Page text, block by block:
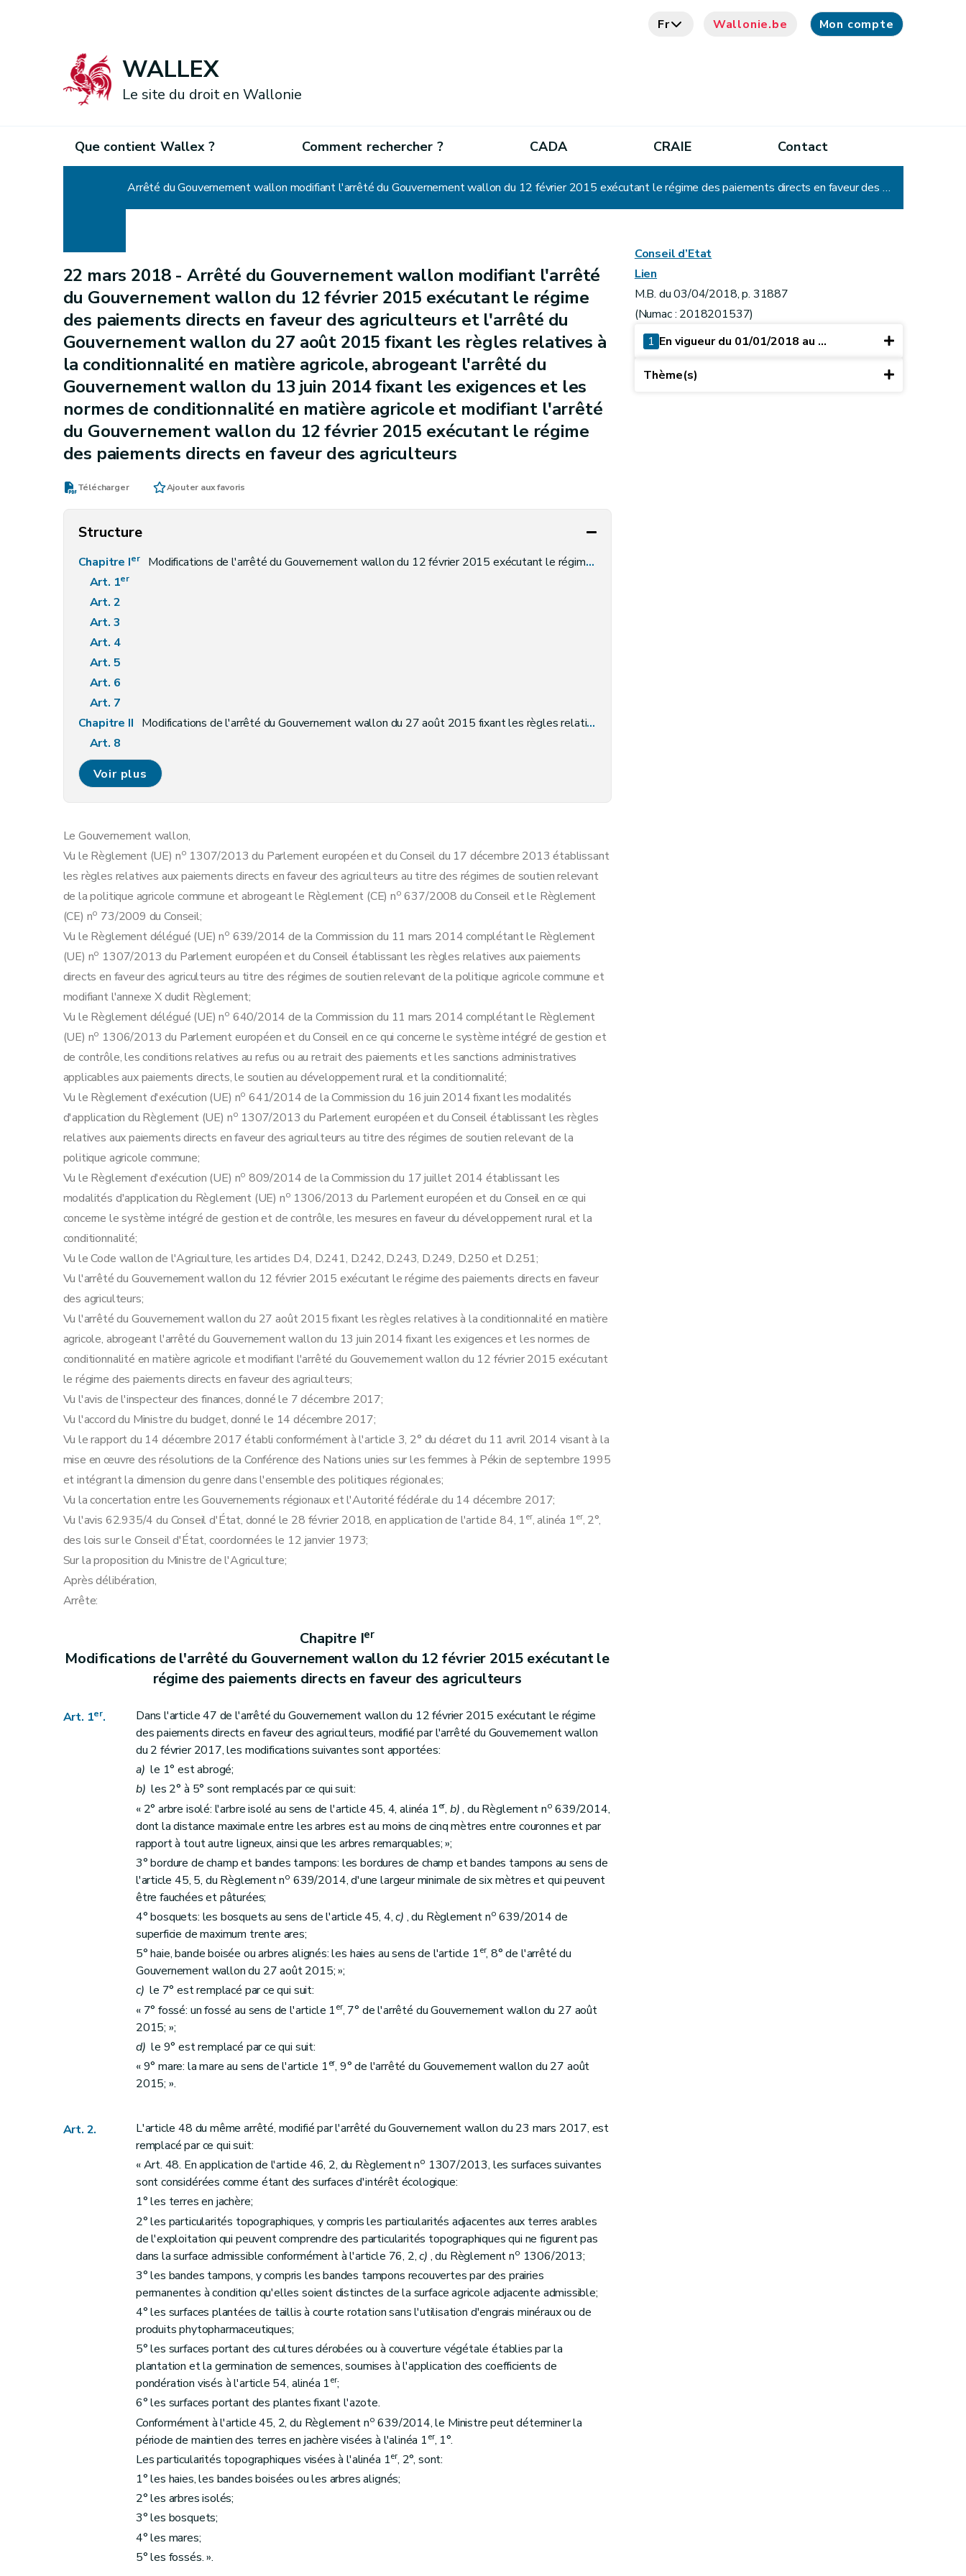
Fr Wallonie.be Mon compte
WALLEX
Le site du droit en Wallonie
Que contient Wallex ? Comment rechercher ? CADA CRAIE Contact
Arrêté du Gouvernement wallon modifiant l'arrêté du Gouvernement wallon du 12 février 2015 exécutant le régime des paiements directs en faveur des agriculteurs et l'arrêté du Gouvernement wallon du 27 août 2015 fixant les règles relatives à la conditionnalité en matière agricole, abrogeant l'arrêté du Gouvernement wallon du 13 juin 2014 fixant les exigences et les normes de conditionnalité en matière agricole et modifiant l'arrêté du Gouvernement wallon du 12 février 2015 exécutant le régime des paiements directs en faveur des agriculteurs
22 mars 2018 - Arrêté du Gouvernement wallon modifiant l'arrêté
du Gouvernement wallon du 12 février 2015 exécutant le régime
des paiements directs en faveur des agriculteurs et l'arrêté du
Gouvernement wallon du 27 août 2015 fixant les règles relatives à
la conditionnalité en matière agricole, abrogeant l'arrêté du
Gouvernement wallon du 13 juin 2014 fixant les exigences et les
normes de conditionnalité en matière agricole et modifiant l'arrêté
du Gouvernement wallon du 12 février 2015 exécutant le régime
des paiements directs en faveur des agriculteurs
Télécharger Ajouter aux favoris
Structure
Chapitre Ier
Modifications de l'arrêté du Gouvernement wallon du 12 février 2015 exécutant le régime des paiements directs en faveur des agriculteurs
Art. 1er
Art. 2
Art. 3
Art. 4
Art. 5
Art. 6
Art. 7
Chapitre II Modifications de l'arrêté du Gouvernement wallon du 27 août 2015 fixant les règles relatives à la conditionnalité en matière agricole, abrogeant l'arrêté du Gouvernement wallon du 13 juin 2014 fixant les exigences et les normes de conditionnalité en matière agricole et modifiant l'arrêté du Gouvernement wallon du 12 février 2015 exécutant le régime des paiements directs en faveur des agriculteurs
Art. 8
Chapitre III Dispositions finales
Art. 9
Voir plus
Le Gouvernement wallon,
Vu le Règlement (UE) no 1307/2013 du Parlement européen et du Conseil du 17 décembre 2013 établissant
les règles relatives aux paiements directs en faveur des agriculteurs au titre des régimes de soutien relevant
de la politique agricole commune et abrogeant le Règlement (CE) no 637/2008 du Conseil et le Règlement
(CE) no 73/2009 du Conseil;
Vu le Règlement délégué (UE) no 639/2014 de la Commission du 11 mars 2014 complétant le Règlement
(UE) no 1307/2013 du Parlement européen et du Conseil établissant les règles relatives aux paiements
directs en faveur des agriculteurs au titre des régimes de soutien relevant de la politique agricole commune et
modifiant l'annexe X dudit Règlement;
Vu le Règlement délégué (UE) no 640/2014 de la Commission du 11 mars 2014 complétant le Règlement
(UE) no 1306/2013 du Parlement européen et du Conseil en ce qui concerne le système intégré de gestion et
de contrôle, les conditions relatives au refus ou au retrait des paiements et les sanctions administratives
applicables aux paiements directs, le soutien au développement rural et la conditionnalité;
Vu le Règlement d'exécution (UE) no 641/2014 de la Commission du 16 juin 2014 fixant les modalités
d'application du Règlement (UE) no 1307/2013 du Parlement européen et du Conseil établissant les règles
relatives aux paiements directs en faveur des agriculteurs au titre des régimes de soutien relevant de la
politique agricole commune;
Vu le Règlement d'exécution (UE) no 809/2014 de la Commission du 17 juillet 2014 établissant les
modalités d'application du Règlement (UE) no 1306/2013 du Parlement européen et du Conseil en ce qui
concerne le système intégré de gestion et de contrôle, les mesures en faveur du développement rural et la
conditionnalité;
Vu le Code wallon de l'Agriculture, les articles D.4, D.241, D.242, D.243, D.249, D.250 et D.251;
Vu l'arrêté du Gouvernement wallon du 12 février 2015 exécutant le régime des paiements directs en faveur
des agriculteurs;
Vu l'arrêté du Gouvernement wallon du 27 août 2015 fixant les règles relatives à la conditionnalité en matière
agricole, abrogeant l'arrêté du Gouvernement wallon du 13 juin 2014 fixant les exigences et les normes de
conditionnalité en matière agricole et modifiant l'arrêté du Gouvernement wallon du 12 février 2015 exécutant
le régime des paiements directs en faveur des agriculteurs;
Vu l'avis de l'inspecteur des finances, donné le 7 décembre 2017;
Vu l'accord du Ministre du budget, donné le 14 décembre 2017;
Vu le rapport du 14 décembre 2017 établi conformément à l'article 3, 2° du décret du 11 avril 2014 visant à la
mise en œuvre des résolutions de la Conférence des Nations unies sur les femmes à Pékin de septembre 1995
et intégrant la dimension du genre dans l'ensemble des politiques régionales;
Vu la concertation entre les Gouvernements régionaux et l'Autorité fédérale du 14 décembre 2017;
Vu l'avis 62.935/4 du Conseil d'État, donné le 28 février 2018, en application de l'article 84, 1er, alinéa 1er, 2°,
des lois sur le Conseil d'État, coordonnées le 12 janvier 1973;
Sur la proposition du Ministre de l'Agriculture;
Après délibération,
Arrête:
Chapitre Ier
Modifications de l'arrêté du Gouvernement wallon du 12 février 2015 exécutant le
régime des paiements directs en faveur des agriculteurs
Art. 1er.
Dans l'article 47 de l'arrêté du Gouvernement wallon du 12 février 2015 exécutant le régime
des paiements directs en faveur des agriculteurs, modifié par l'arrêté du Gouvernement wallon
du 2 février 2017, les modifications suivantes sont apportées:
a) le 1° est abrogé;
b) les 2° à 5° sont remplacés par ce qui suit:
« 2° arbre isolé: l'arbre isolé au sens de l'article 45, 4, alinéa 1er, b), du Règlement no 639/2014,
dont la distance maximale entre les arbres est au moins de cinq mètres entre couronnes et par
rapport à tout autre ligneux, ainsi que les arbres remarquables; »;
3° bordure de champ et bandes tampons: les bordures de champ et bandes tampons au sens de
l'article 45, 5, du Règlement no 639/2014, d'une largeur minimale de six mètres et qui peuvent
être fauchées et pâturées;
4° bosquets: les bosquets au sens de l'article 45, 4,c) , du Règlement no 639/2014 de
superficie de maximum trente ares;
5° haie, bande boisée ou arbres alignés: les haies au sens de l'article 1er, 8° de l'arrêté du
Gouvernement wallon du 27 août 2015; »;
c) le 7° est remplacé par ce qui suit:
« 7° fossé: un fossé au sens de l'article 1er, 7° de l'arrêté du Gouvernement wallon du 27 août
2015; »;
d) le 9° est remplacé par ce qui suit:
« 9° mare: la mare au sens de l'article 1er, 9° de l'arrêté du Gouvernement wallon du 27 août
2015; ».
Art. 2.
L'article 48 du même arrêté, modifié par l'arrêté du Gouvernement wallon du 23 mars 2017, est
remplacé par ce qui suit:
« Art. 48. En application de l'article 46, 2, du Règlement no 1307/2013, les surfaces suivantes
sont considérées comme étant des surfaces d'intérêt écologique:
1° les terres en jachère;
2° les particularités topographiques, y compris les particularités adjacentes aux terres arables
de l'exploitation qui peuvent comprendre des particularités topographiques qui ne figurent pas
dans la surface admissible conformément à l'article 76, 2,c) , du Règlement no 1306/2013;
3° les bandes tampons, y compris les bandes tampons recouvertes par des prairies
permanentes à condition qu'elles soient distinctes de la surface agricole adjacente admissible;
4° les surfaces plantées de taillis à courte rotation sans l'utilisation d'engrais minéraux ou de
produits phytopharmaceutiques;
5° les surfaces portant des cultures dérobées ou à couverture végétale établies par la
plantation et la germination de semences, soumises à l'application des coefficients de
pondération visés à l'article 54, alinéa 1er;
6° les surfaces portant des plantes fixant l'azote.
Conformément à l'article 45, 2, du Règlement no 639/2014, le Ministre peut déterminer la
période de maintien des terres en jachère visées à l'alinéa 1er, 1°.
Les particularités topographiques visées à l'alinéa 1er, 2°, sont:
1° les haies, les bandes boisées ou les arbres alignés;
2° les arbres isolés;
3° les bosquets;
4° les mares;
5° les fossés. ».
Conseil d’Etat
Lien
M.B. du 03/04/2018, p. 31887
(Numac : 2018201537)
1 En vigueur du 01/01/2018 au ...
Thème(s)